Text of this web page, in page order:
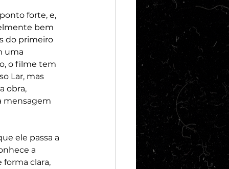
forte, e,
bem
do primeiro
uma
o filme tem
Lar, mas
obra,
mensagem
ele passa a
a
clara,